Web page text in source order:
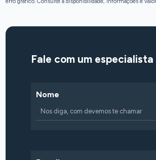
Fale com um especialista
Nome